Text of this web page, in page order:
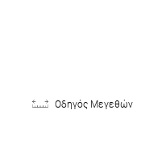
Οδηγός Μεγεθών